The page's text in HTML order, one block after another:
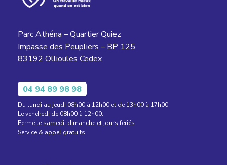
Parc Athéna – Quartier Quiez
Impasse des Peupliers – BP 125
83192 Ollioules Cedex
04 94 89 98 98
Du lundi au jeudi 08h00 à 12h00 et de 13h00 à 17h00.
Le vendredi de 08h00 à 12h00.
Fermé le samedi, dimanche et jours fériés.
Service & appel gratuits.